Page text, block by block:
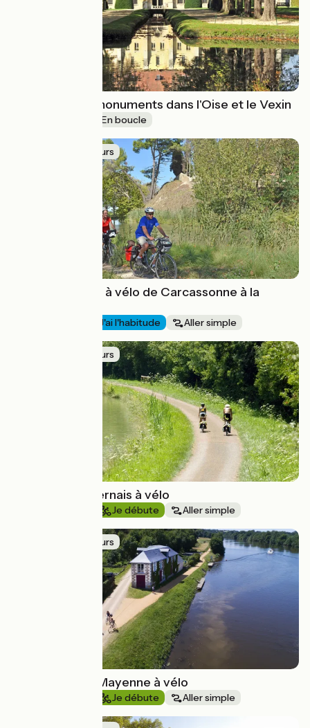
La boucle des monuments dans l'Oise et le Vexin
En boucle
Idée de parcours
Le canal du Midi à vélo de Carcassonne à la
J'ai l'habitude Aller simple
Idée de parcours
Le canal du Nivernais à vélo
Je débute Aller simple
Idée de parcours
La Vallée de la Mayenne à vélo
Je débute Aller simple